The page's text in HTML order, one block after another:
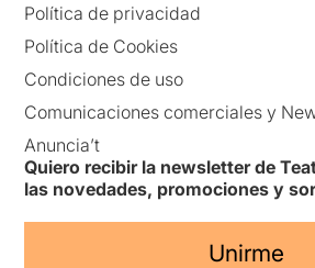
Política de privacidad
Política de Cookies
Condiciones de uso
Comunicaciones comerciales y
Anuncia’t
Quiero recibir la newsletter de
las novedades, promociones y
Unirme